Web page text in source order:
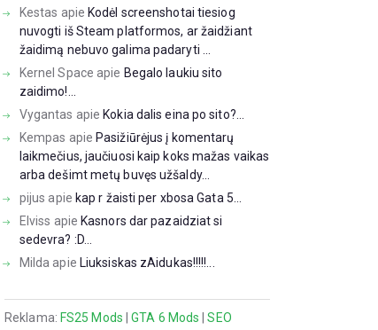
Kestas apie Kodėl screenshotai tiesiog
nuvogti iš Steam platformos, ar žaidžiant
žaidimą nebuvo galima padaryti ...
Kernel Space apie Begalo laukiu sito
zaidimo!...
Vygantas apie Kokia dalis eina po sito?...
Kempas apie Pasižiūrėjus į komentarų
laikmečius, jaučiuosi kaip koks mažas vaikas
arba dešimt metų buvęs užšaldy...
pijus apie kap r žaisti per xbosa Gata 5...
Elviss apie Kasnors dar pazaidziat si
sedevra? :D...
Milda apie Liuksiskas zAidukas!!!!!...
Reklama: FS25 Mods |GTA 6 Mods |SEO